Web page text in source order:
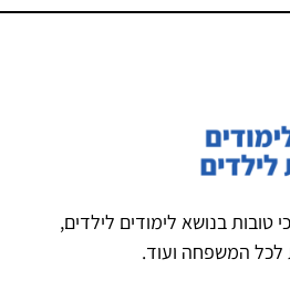
בנושא לימודים לילדים,
לכל המשפחה ועוד.